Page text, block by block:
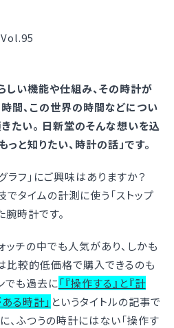
しい機能や仕組み、その時計が
間、この世界の時間などについ
きたい。 日新堂のそんな想いを込
と知りたい、時計の話」です。
ラフ」にご興味はありますか？
タイムの計測に使う「ストップ
腕時計です。
ッチの中でも人気があり、しかも
較的低価格で購入できるのも
でも過去に「『操作する』と『計
る時計」 というタイトルの記事で
、ふつうの時計にはない「操作す